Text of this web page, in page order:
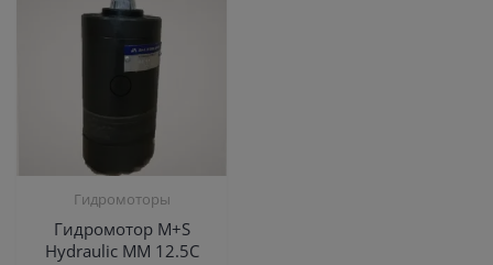
Гидромоторы
Гидромотор M+S
Hydraulic MM 12.5C